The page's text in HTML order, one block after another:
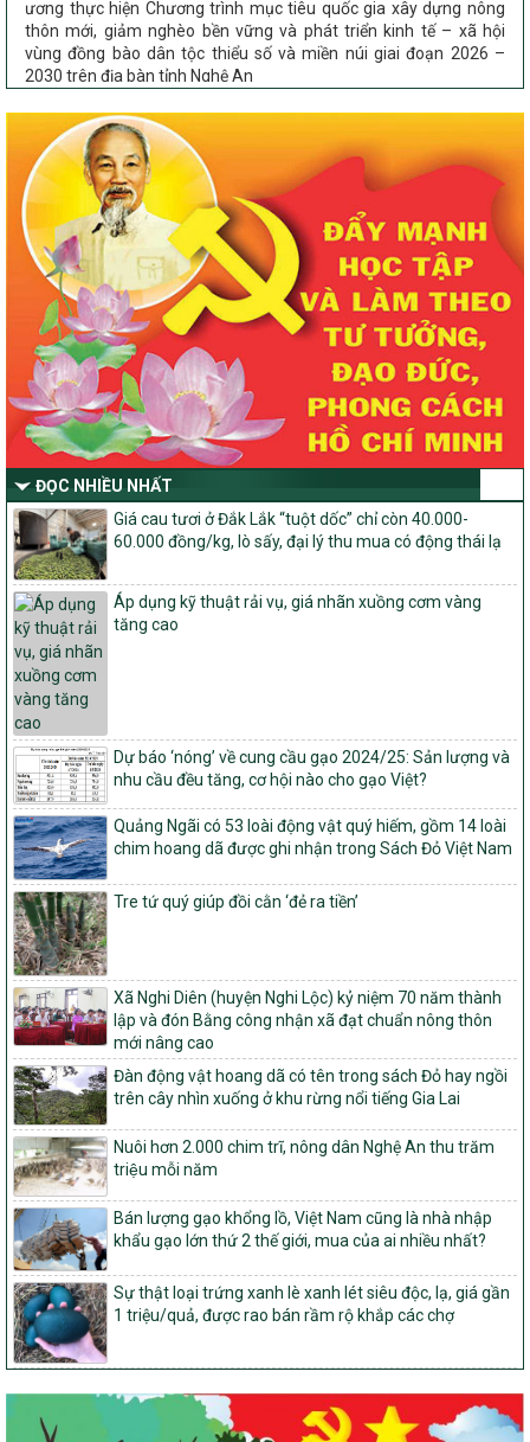
thôn mới, giảm nghèo bền vững và phát triển kinh tế – xã hội
vùng đồng bào dân tộc thiểu số và miền núi giai đoạn 2026 –
2030 trên địa bàn tỉnh Nghệ An
Chỉ Thị số 22-CT/TU
về đẩy mạnh thực hiện Chương trình mục tiêu quốc gia xây dựng
nông thôn mới, giảm nghèo bền vững và phát triển kinh tế – xã
hội vùng đồng bào dân tộc thiểu số và miền núi giai đoạn 2026 –
2030 trên địa bàn tỉnh Nghệ An
Quyết định số 2490/QĐ-UBND
Về việc thành lập Ban Chỉ đạo Chương trình mục tiều quốc gia xây
dựng nông thôn mới, giảm nghèo bền vững và phát triển kinh tế –
xã hội vùng đồng bào dân tộc thiểu số và miền núi giai đoạn 2026
-2030 tỉnh Nghệ An
Thông tư Số 23/2026/TT-BNNMT
Thông tư Hướng dẫn thực hiện một số nội dung Chương trình
mục tiêu quốc gia xây dựng nông thôn mới, giảm nghèo bền
vững và phát triển kinh tế – xã hội vùng đồng bào dân tộc thiểu
số và miền núi giai đoạn 2026-2030 thuộc phạm vi quản lý nhà
nước của Bộ Nông nghiệp và Môi trường
Quyết định số: 26/2026/QĐ-TTg
Quyết định ban hành Bộ tiêu chí và quy trình đánh giá, phân hạng
sản phẩm Mỗi xã một sản phẩm
số: 19/2026/QĐ-TTg
Quy định điều kiện, trình tự, thủ tục, hồ sơ xét, công nhận, công bố
và thu hồi quyết định công nhận xã đạt chuẩn nông thôn mới, xã
đạt nông thôn mới hiện đại và tỉnh, thành phố hoàn thành nhiệm
vụ xây dựng nông thôn mới giai đoạn 2026 – 2030
Quyết định số 16/2026/QĐ-TTg
Quy định nguyên tắc, tiêu chí, định mức phân bổ ngân sách trung
ương và tỉ lệ vốn đối ứng ngân sách của địa phương thực hiện
Chương trình mục tiêu quốc gia xây dựng nông thôn mới, giảm
nghèo bền vững và phát triển kinh tế – xã hội vùng đồng bào dân
tộc thiểu số và miền núi giai đoạn 2026 – 2030
1451/QĐ-UBND
Phê duyệt danh sách các xã thuộc nhóm 1, nhóm 2, nhóm 3
trong xây dựng nông thôn mới giai đoạn 2026-2030 trên địa bàn
tỉnh Nghệ An
103/PTNT-NTM
Về việc đăng ký thực hiện Dự án liên kết theo chuỗi giá trị thuộc
Dự án 2 – Chương trình Mục tiêu quốc gia Giảm nghèo bền vững
giai đoạn 2021-2025 được kéo dài sang năm 2026
827/QĐ-BNNMT
Quyết định Ban hành Kế hoạch triển khai thực hiện Chương trình
mục tiêu quốc gia xây dựng nông thôn mới, giảm nghèo bền
vững và phát triển kinh tế – xã hội vùng đồng bào dân tộc thiểu
số và miền núi giai đoạn 2026-2035, giai đoạn I: Từ năm 2026
đến năm 2030
14/2026/TT-BNNMT
Hướng dẫn thực hiện một số nội dung tiêu chí, điều kiện thuộc Bộ
tiêu chí quốc gia về nông thôn mới giai đoạn 2026 – 2030 thuộc
phạm vi quản lý nhà nước của Bộ Nông nghiệp và Môi trường
417/QĐ-BNNMT
Phê duyệt Chương trình mục tiêu quốc gia xây dựng nông thôn
mới, giảm nghèo bền vững và phát triển kinh tế – xã hội vùng
đoạn I: Từ năm 2026 đến năm 2030
ĐỌC NHIỀU NHẤT
Giá cau tươi ở Đắk Lắk “tuột dốc” chỉ còn 40.000-
60.000 đồng/kg, lò sấy, đại lý thu mua có động thái lạ
Áp dụng kỹ thuật rải vụ, giá nhãn xuồng cơm vàng
tăng cao
Dự báo ‘nóng’ về cung cầu gạo 2024/25: Sản lượng và
nhu cầu đều tăng, cơ hội nào cho gạo Việt?
Quảng Ngãi có 53 loài động vật quý hiếm, gồm 14 loài
chim hoang dã được ghi nhận trong Sách Đỏ Việt Nam
Tre tứ quý giúp đồi cằn ‘đẻ ra tiền’
Xã Nghi Diên (huyện Nghi Lộc) kỷ niệm 70 năm thành
lập và đón Bằng công nhận xã đạt chuẩn nông thôn
mới nâng cao
Đàn động vật hoang dã có tên trong sách Đỏ hay ngồi
trên cây nhìn xuống ở khu rừng nổi tiếng Gia Lai
Nuôi hơn 2.000 chim trĩ, nông dân Nghệ An thu trăm
triệu mỗi năm
Bán lượng gạo khổng lồ, Việt Nam cũng là nhà nhập
khẩu gạo lớn thứ 2 thế giới, mua của ai nhiều nhất?
Sự thật loại trứng xanh lè xanh lét siêu độc, lạ, giá gần
1 triệu/quả, được rao bán rầm rộ khắp các chợ